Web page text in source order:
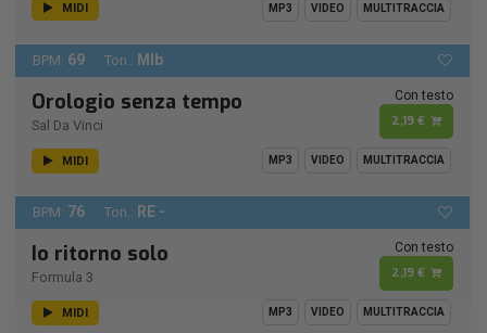
MIDI MP3 VIDEO MULTITRACCIA
BPM: 69 Ton.: MIb
Orologio senza tempo
Sal Da Vinci
Con testo
2,19 €
MIDI MP3 VIDEO MULTITRACCIA
BPM: 76 Ton.: RE -
Io ritorno solo
Formula 3
Con testo
2,19 €
MIDI MP3 VIDEO MULTITRACCIA